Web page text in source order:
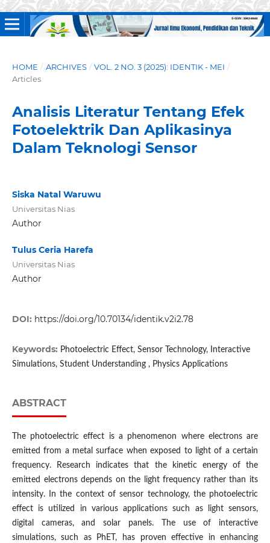
HOME / ARCHIVES / VOL. 2 NO. 3 (2025): IDENTIK - MEI /
Articles
Analisis Literatur Tentang Efek
Fotoelektrik Dan Aplikasinya
Dalam Teknologi Sensor
Siska Natal Waruwu
Universitas Nias
Author
Tulus Ceria Harefa
Universitas Nias
Author
DOI: https://doi.org/10.70134/identik.v2i2.78
Keywords: Photoelectric Effect, Sensor Technology, Interactive
Simulations, Student Understanding , Physics Applications
ABSTRACT
The photoelectric effect is a phenomenon where electrons are
emitted from a metal surface when exposed to light of a certain
frequency. Research indicates that the kinetic energy of the
emitted electrons depends on the light frequency rather than its
intensity. In the context of sensor technology, the photoelectric
effect is utilized in various applications such as light sensors,
digital cameras, and solar panels. The use of interactive
simulations, such as PhET, has proven effective in enhancing